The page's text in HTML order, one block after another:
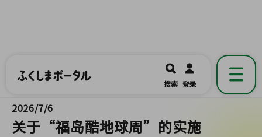
福島県公式の地域情報ポータルアプリ
開く
搜索 登录
2026/7/6
关于“福岛酷地球周”的实施